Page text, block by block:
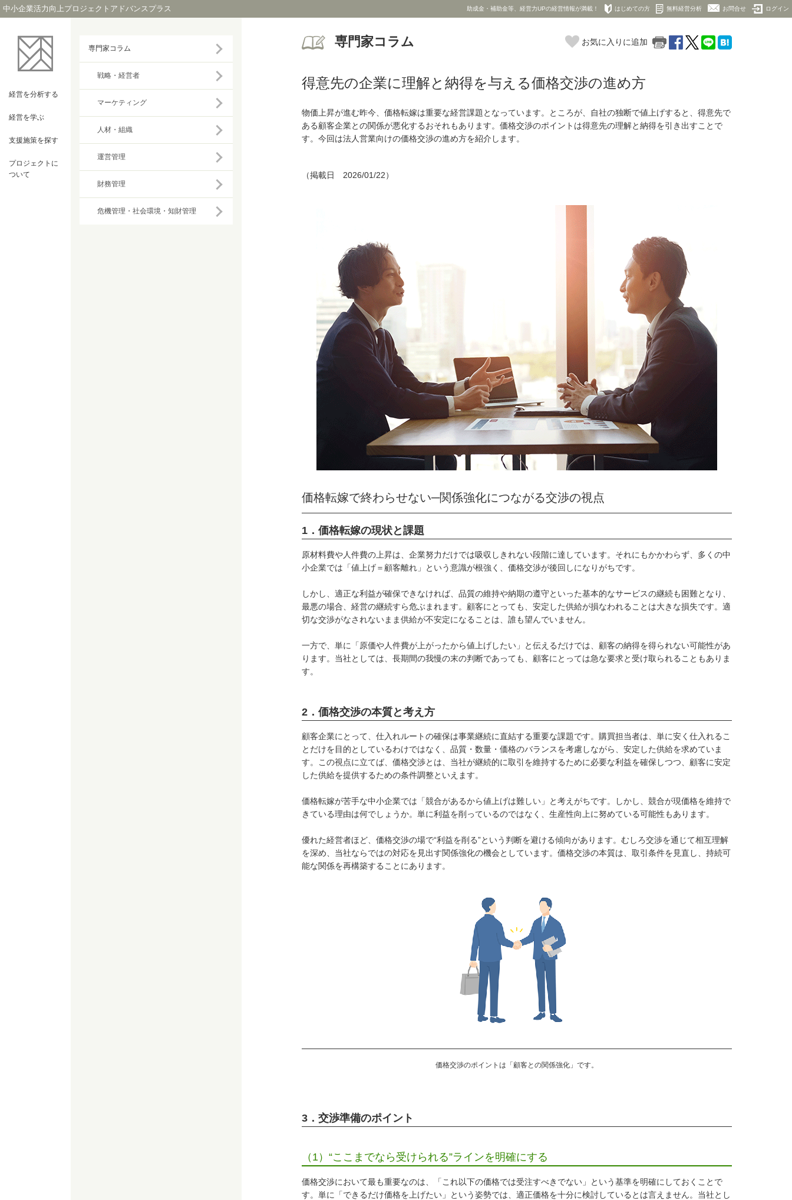
中小企業活力向上プロジェクトアドバンスプラス 助成金・補助金等、経営力UPの経営情報が満載！ はじめての方 無料経営分析 お問合せ ログイン
経営を分析する
経営を学ぶ
支援施策を探す
プロジェクト に
ついて
専門家コラム
戦略・経営者
マーケティング
人材・組織
運営管理
財務管理
危機管理・社会環境・知財管理
専門家コラム お気に入りに追加
得意先の企業に理解と納得を与える価格交渉の進め方
物価上昇が進む昨今、価格転嫁は重要な経営課題となっています。ところが、自社の独断で値上げすると、得意先で
ある顧客企業との関係が悪化するおそれもあります。価格交渉のポイントは得意先の理解と納得を引き出すことで
す。今回は法人営業向けの価格交渉の進め方を紹介します。
（掲載日 2026/01/22）
価格転嫁で終わらせない─関係強化につながる交渉の視点
1．価格転嫁の現状と課題
原材料費や人件費の上昇は、企業努力だけでは吸収しきれない段階に達しています。それにもかかわらず、多くの中
小企業では「値上げ＝顧客離れ」という意識が根強く、価格交渉が後回しになりがちです。
しかし、適正な利益が確保できなければ、品質の維持や納期の遵守といった基本的なサービスの継続も困難となり、
最悪の場合、経営の継続すら危ぶまれます。顧客にとっても、安定した供給が損なわれることは大きな損失です。適
切な交渉がなされないまま供給が不安定になることは、誰も望んでいません。
一方で、単に「原価や人件費が上がったから値上げしたい」と伝えるだけでは、顧客の納得を得られない可能性があ
ります。当社としては、長期間の我慢の末の判断であっても、顧客にとっては急な要求と受け取られることもありま
す。
2．価格交渉の本質と考え方
顧客企業にとって、仕入れルートの確保は事業継続に直結する重要な課題です。購買担当者は、単に安く仕入れるこ
とだけを目的としているわけではなく、品質・数量・価格のバランスを考慮しながら、安定した供給を求めていま
す。この視点に立てば、価格交渉とは、当社が継続的に取引を維持するために必要な利益を確保しつつ、顧客に安定
した供給を提供するための条件調整といえます。
価格転嫁が苦手な中小企業では「競合があるから値上げは難しい」と考えがちです。しかし、競合が現価格を維持で
きている理由は何でしょうか。単に利益を削っているのではなく、生産性向上に努めている可能性もあります。
優れた経営者ほど、価格交渉の場で“利益を削る”という判断を避ける傾向があります。むしろ交渉を通じて相互理解
を深め、当社ならではの対応を見出す関係強化の機会としています。価格交渉の本質は、取引条件を見直し、持続可
能な関係を再構築することにあります。
価格交渉のポイントは「顧客との関係強化」です。
3．交渉準備のポイント
（1）“ここまでなら受けられる”ラインを明確にする
価格交渉において最も重要なのは、「これ以下の価格では受注すべきでない」という基準を明確にしておくことで
す。単に「できるだけ価格を上げたい」という姿勢では、適正価格を十分に検討しているとは言えません。当社とし